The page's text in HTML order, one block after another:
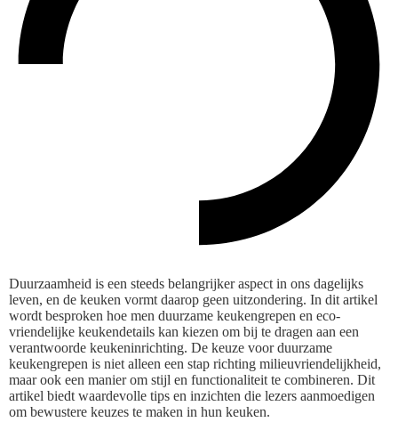
Duurzaamheid is een steeds belangrijker aspect in ons dagelijks
leven, en de keuken vormt daarop geen uitzondering. In dit artikel
wordt besproken hoe men duurzame keukengrepen en eco-
vriendelijke keukendetails kan kiezen om bij te dragen aan een
verantwoorde keukeninrichting. De keuze voor duurzame
keukengrepen is niet alleen een stap richting milieuvriendelijkheid,
maar ook een manier om stijl en functionaliteit te combineren. Dit
artikel biedt waardevolle tips en inzichten die lezers aanmoedigen
om bewustere keuzes te maken in hun keuken.